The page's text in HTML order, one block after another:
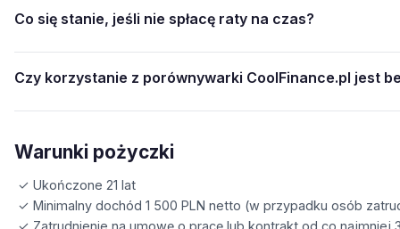
Co się stanie, jeśli nie spłacę raty na czas?
Czy korzystanie z porównywarki CoolFinance.pl jest
Warunki pożyczki
✓ Ukończone 21 lat
✓ Minimalny dochód 1 500 PLN netto (w przypadku osób